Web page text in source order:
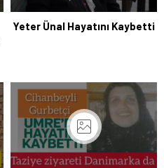
Yeter Ünal Hayatını Kaybetti